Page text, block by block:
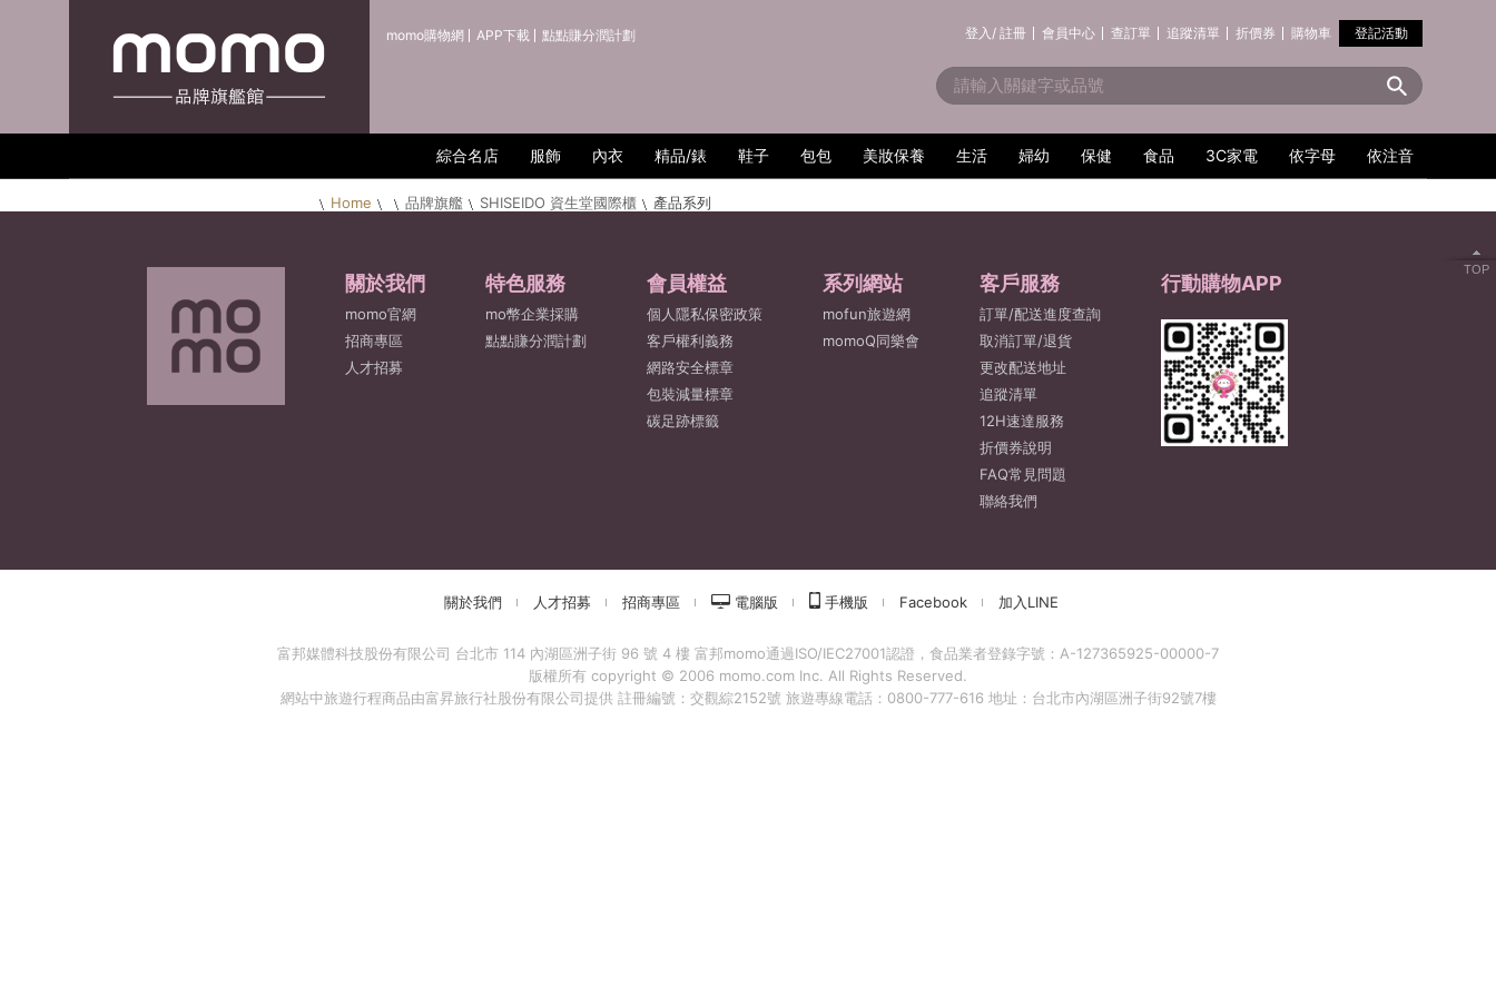
momo購物網 APP下載 點點賺分潤計劃 登記活動
登入/ 註冊 會員中心 查訂單 追蹤清單 折價券 購物車
綜合名店 服飾 內衣 精品/錶 鞋子 包包 美妝保養 生活 婦幼 保健 食品 3C家電 依字母 依注音
Home 品牌旗艦 SHISEIDO 資生堂國際櫃 產品系列
TOP
關於我們
momo官網
招商專區
人才招募
特色服務
mo幣企業採購
點點賺分潤計劃
會員權益
個人隱私保密政策
客戶權利義務
網路安全標章
包裝減量標章
碳足跡標籤
系列網站
mofun旅遊網
momoQ同樂會
客戶服務
訂單/配送進度查詢
取消訂單/退貨
更改配送地址
追蹤清單
12H速達服務
折價券說明
FAQ常見問題
聯絡我們
行動購物APP
關於我們 人才招募 招商專區 電腦版 手機版 Facebook 加入LINE
富邦媒體科技股份有限公司 台北市 114 內湖區洲子街 96 號 4 樓 富邦momo通過ISO/IEC27001認證，食品業者登錄字號：A-127365925-00000-7
版權所有 copyright © 2006 momo.com Inc. All Rights Reserved.
網站中旅遊行程商品由富昇旅行社股份有限公司提供 註冊編號：交觀綜2152號 旅遊專線電話：0800-777-616 地址：台北市內湖區洲子街92號7樓